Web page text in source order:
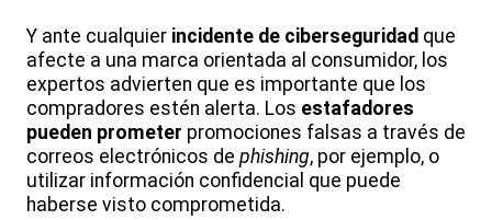
Y ante cualquier incidente de ciberseguridad que
afecte a una marca orientada al consumidor, los
expertos advierten que es importante que los
compradores estén alerta. Los estafadores
pueden prometer promociones falsas a través de
correos electrónicos de phishing, por ejemplo, o
utilizar información confidencial que puede
haberse visto comprometida.